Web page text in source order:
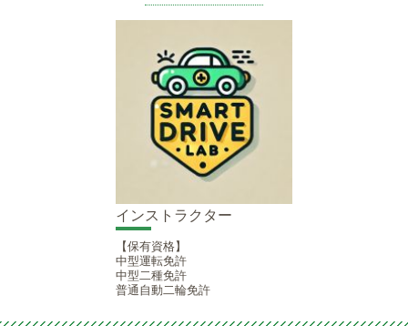
インストラクター
【保有資格】
中型運転免許
中型二種免許
普通自動二輪免許